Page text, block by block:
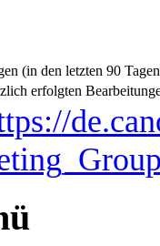
(in den letzten 90
erfolgten